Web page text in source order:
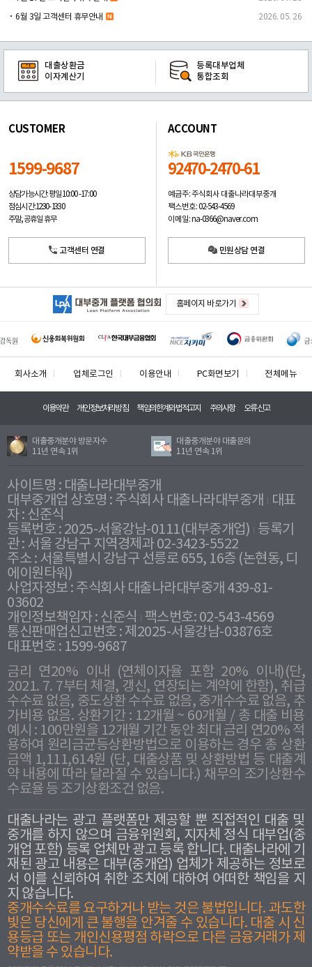
6월 3일 고객센터 휴무안내 2026. 05. 26
대출상환금
이자계산기
등록대부업체
통합조회
CUSTOMER
1599-9687
상담가능시간: 평일10:00 -17:00
점심시간: 12:30 - 13:30
주말, 공휴일 휴무
고객센터 연결
ACCOUNT
92470-2470-61
예금주: 주식회사 대출나라대부중개
팩스번호: 02-543-4569
이메일: na-0366@naver.com
민원상담 연결
홈페이지 바로가기
회사소개 업체로그인 이용안내 PC화면보기 전체메뉴
이용약관 개인정보처리방침 책임의한계와법적고지 주의사항 오류신고
대출중개분야 방문자수
11년 연속 1위
대출중개분야 대출문의
11년 연속 1위
사이트명 : 대출나라대부중개
대부중개업 상호명 : 주식회사 대출나라대부중개
대표
자 : 신준식
등록번호 : 2025-서울강남-0111(대부중개업) 등록기
관 : 서울 강남구 지역경제과 02-3423-5522
주소 : 서울특별시 강남구 선릉로 655, 16층 (논현동, 디
에이원타워)
사업자정보 : 주식회사 대출나라대부중개 439-81-
03602
개인정보책임자 : 신준식
팩스번호: 02-543-4569
통신판매업신고번호 : 제2025-서울강남-03876호
대표번호 : 1599-9687
금리 연20% 이내 (연체이자율 포함 20% 이내)(단,
2021. 7. 7부터 체결, 갱신, 연장되는 계약에 한함), 취급
수수료 없음, 중도상환 수수료 없음, 중개수수료 없음, 추
가비용 없음. 상환기간 : 12개월 ~ 60개월 / 총 대출 비용
예시 : 100만원을 12개월 기간 동안 최대 금리 연20% 적
용하여 원리금균등상환방법으로 이용하는 경우 총 상환
금액 1,111,614원 (단, 대출상품 및 상환방법 등 대출계
약 내용에 따라 달라질 수 있습니다.) 채무의 조기상환수
수료율 등 조기상환조건 없음.
대출나라는 광고 플랫폼만 제공할 뿐 직접적인 대출 및
중개를 하지 않으며 금융위원회, 지자체 정식 대부업(중
개업 포함) 등록 업체만 광고 등록 합니다. 대출나라에 기
재된 광고 내용은 대부(중개업) 업체가 제공하는 정보로
서 이를 신뢰하여 취한 조치에 대하여 어떠한 책임을 지
지 않습니다.
중개수수료를 요구하거나 받는 것은 불법입니다. 과도한
빛은 당신에게 큰 불행을 안겨줄 수 있습니다. 대출 시 신
용등급 또는 개인신용평점 하락으로 다른 금융거래가 제
약받을 수 있습니다.